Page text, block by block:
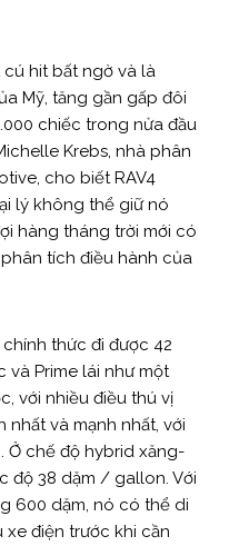
hit bất ngờ và là
Mỹ, tăng gần gấp đôi
chiếc trong nửa đầu
Krebs, nhà phân
cho biết RAV4
lý không thể giữ nó
hàng tháng trời mới có
tích điều hành của
chính thức đi được 42
và Prime lái như một
với nhiều điều thú vị
nhất và mạnh nhất, với
Ở chế độ hybrid xăng-
độ 38 dặm / gallon. Với
600 dặm, nó có thể di
xe điện trước khi cần